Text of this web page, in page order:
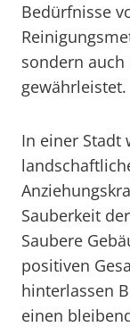
Bedürfnisse
sondern auch
gewährleistet.
In einer Stadt
Sauberkeit
Saubere
positiven
hinterlassen
einen